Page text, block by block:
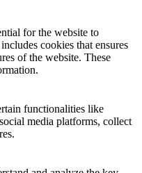
for the website to
cookies that ensures
of the website. These
functionalities like
media platforms, collect